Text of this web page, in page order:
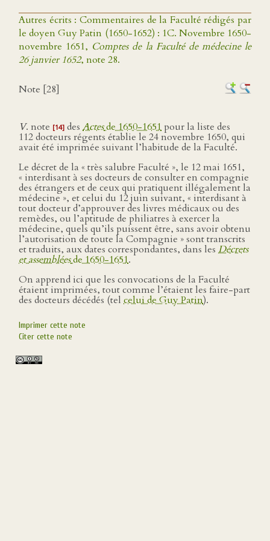
Autres écrits : Commentaires de la Faculté rédigés par
le doyen Guy Patin (1650-1652) : 1C. Novembre 1650-
novembre 1651, Comptes de la Faculté de médecine le
26 janvier 1652, note 28.
Note [28]
V. note [14] des Actesde 1650-1651pour la liste des
112 docteurs régents établie le 24 novembre 1650, qui
avait été imprimée suivant l’habitude de la Faculté.
Le décret de la « très salubre Faculté », le 12 mai 1651,
« interdisant à ses docteurs de consulter en compagnie
des étrangers et de ceux qui pratiquent illégalement la
médecine », et celui du 12 juin suivant, « interdisant à
tout docteur d’approuver des livres médicaux ou des
remèdes, ou l’aptitude de philiatres à exercer la
médecine, quels qu’ils puissent être, sans avoir obtenu
l’autorisation de toute la Compagnie » sont transcrits
et traduits, aux dates correspondantes, dans les Décrets
et assembléesde 1650-1651.
On apprend ici que les convocations de la Faculté
étaient imprimées, tout comme l’étaient les faire-part
des docteurs décédés (tel celui de Guy Patin).
Imprimer cette note
Citer cette note